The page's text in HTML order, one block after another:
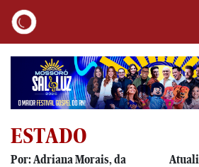
ESTADO
Por: Adriana Morais, da